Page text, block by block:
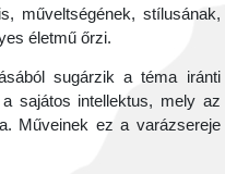
műveltségének, stílusának,
életmű őrzi.
sugárzik a téma iránti
sajátos intellektus, mely az
Műveinek ez a varázsereje